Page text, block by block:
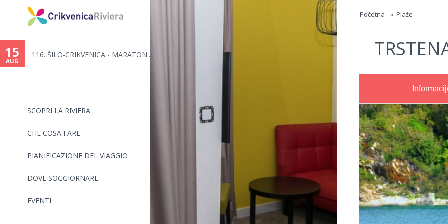
Jump to navigation
SCOPRI LA RIVIERA
CHE COSA FARE
PIANIFICAZIONE DEL VIAGGIO
DOVE SOGGIORNARE
EVENTI
15
AUG
116. ŠILO-CRIKVENICA - MARATON...
are
here
Početna » Plaže